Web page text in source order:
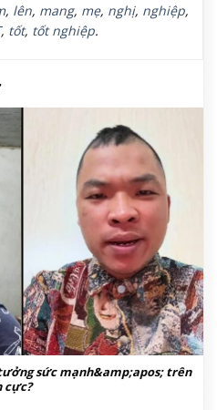
, lên, mang, mẹ, nghị, nghiệp,
, tốt, tốt nghiệp.
sức mạnh&amp;apos; trên
cực?